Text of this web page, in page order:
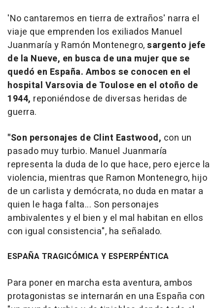
'No cantaremos en tierra de extraños' narra el
viaje que emprenden los exiliados Manuel
Juanmaría y Ramón Montenegro,sargento jefe
de la Nueve, en busca de una mujer que se
quedó en España. Ambos se conocen en el
hospital Varsovia de Toulose en el otoño de
1944, reponiéndose de diversas heridas de
guerra.
"Son personajes de Clint Eastwood, con un
pasado muy turbio. Manuel Juanmaría
representa la duda de lo que hace, pero ejerce la
violencia, mientras que Ramon Montenegro, hijo
de un carlista y demócrata, no duda en matar a
quien le haga falta... Son personajes
ambivalentes y el bien y el mal habitan en ellos
con igual consistencia", ha señalado.
ESPAÑA TRAGICÓMICA Y ESPERPÉNTICA
Para poner en marcha esta aventura, ambos
protagonistas se internarán en una España con